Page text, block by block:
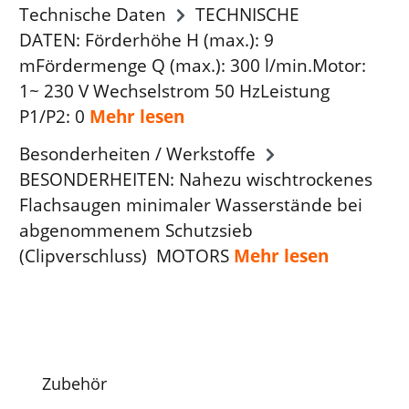
Technische Daten
TECHNISCHE
DATEN: Förderhöhe H (max.): 9
mFördermenge Q (max.): 300 l/min.Motor:
1~ 230 V Wechselstrom 50 HzLeistung
P1/P2: 0 Mehr lesen
Besonderheiten / Werkstoffe
BESONDERHEITEN: Nahezu wischtrockenes
Flachsaugen minimaler Wasserstände bei
abgenommenem Schutzsieb
(Clipverschluss) MOTORS Mehr lesen
Produktgalerie überspringen
Zubehör